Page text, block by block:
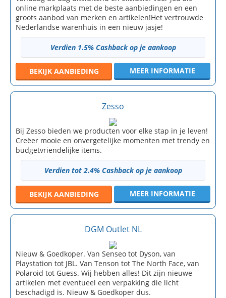
online markplaats met de beste aanbiedingen en een
groots aanbod van merken en artikelen!Het vertrouwde
Nederlandse warenhuis in een nieuw jasje!
Verdien 1.5% Cashback op je aankoop
BEKIJK AANBIEDING MEER INFORMATIE
Zesso
Bij Zesso bieden we producten voor elke stap in je leven!
Creëer mooie en onvergetelijke momenten met trendy en
budgetvriendelijke items.
Verdien tot 2.4% Cashback op je aankoop
BEKIJK AANBIEDING MEER INFORMATIE
DGM Outlet NL
Nieuw & Goedkoper. Van Senseo tot Dyson, van
Playstation tot JBL. Van Tenson tot The North Face, van
Polaroid tot Guess. Wij hebben alles! Dit zijn nieuwe
artikelen met eventueel een verpakking die licht
beschadigd is. Nieuw & Goedkoper dus.